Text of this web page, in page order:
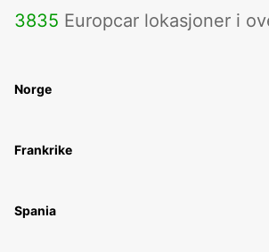
3835 Europcar lokasjoner i
Norge
Frankrike
Spania